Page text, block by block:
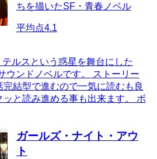
ちを描いたSF・青春ノベル
平均点4.1
ルスという惑星を舞台にした
ウンドノベルです。 ストーリー
完結型で進むので一気に読むも良
ッと読み進める事も出来ます。 ボ
ガールズ・ナイト・アウ
ト